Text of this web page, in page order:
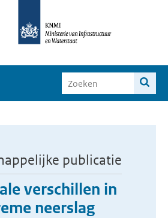
publicatie
verschillen in
neerslag